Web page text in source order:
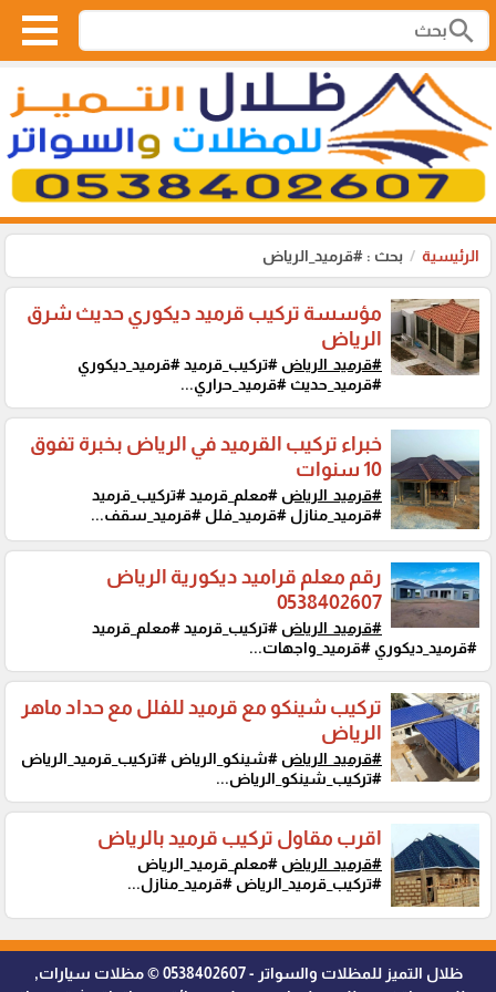
search
الرئيسية بحث : #قرميد_الرياض
مؤسسة تركيب قرميد ديكوري حديث شرق
الرياض
#قرميد_الرياض #تركيب_قرميد #قرميد_ديكوري
#قرميد_حديث #قرميد_حراري...
خبراء تركيب القرميد في الرياض بخبرة تفوق
10 سنوات
#قرميد_الرياض #معلم_قرميد #تركيب_قرميد
#قرميد_منازل #قرميد_فلل #قرميد_سقف...
رقم معلم قراميد ديكورية الرياض
0538402607
#قرميد_الرياض #تركيب_قرميد #معلم_قرميد
#قرميد_ديكوري #قرميد_واجهات...
تركيب شينكو مع قرميد للفلل مع حداد ماهر
الرياض
#قرميد_الرياض #شينكو_الرياض #تركيب_قرميد_الرياض
#تركيب_شينكو_الرياض...
اقرب مقاول تركيب قرميد بالرياض
#قرميد_الرياض #معلم_قرميد_الرياض
#تركيب_قرميد_الرياض #قرميد_منازل...
ظلال التميز للمظلات والسواتر - 0538402607 © مظلات سيارات,